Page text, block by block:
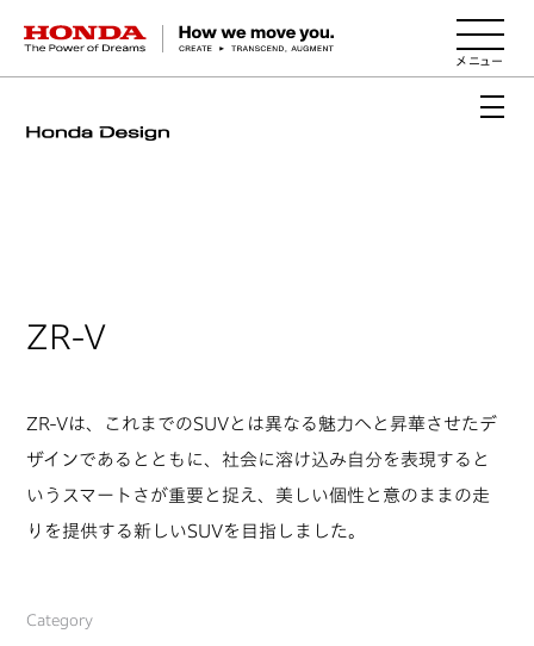
HONDA The Power of Dreams
ZR-V
Category
ZR-Vは、これまでのSUVとは異なる魅力へと昇華させたデ
ザインであるとともに、社会に溶け込み自分を表現すると
いうスマートさが重要と捉え、美しい個性と意のままの走
りを提供する新しいSUVを目指しました。